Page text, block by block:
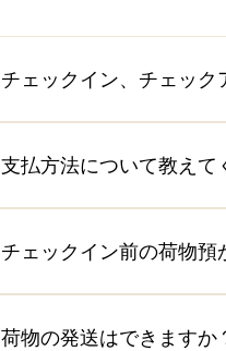
チェックイン、チェック
その他、午後６時以降のチ
いただきます。 チェックア
支払方法について教えて
VISA/MasterCard/
チェックイン前の荷物預
可能です。
荷物の発送はできますか